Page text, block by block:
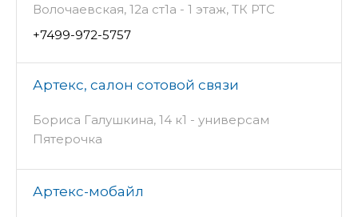
Волочаевская, 12а ст1а - 1 этаж, ТК РТС
+7499-972-5757
Артекс, салон сотовой связи
Бориса Галушкина, 14 к1 - универсам
Пятерочка
Артекс-мобайл